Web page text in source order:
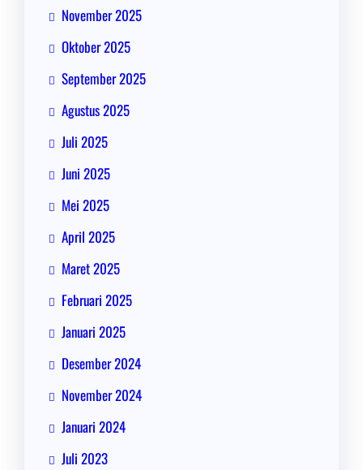
November 2025
Oktober 2025
September 2025
Agustus 2025
Juli 2025
Juni 2025
Mei 2025
April 2025
Maret 2025
Februari 2025
Januari 2025
Desember 2024
November 2024
Januari 2024
Juli 2023